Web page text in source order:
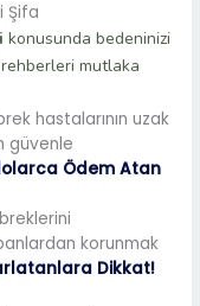
Şifa
konusunda bedeninizi
mutlaka
hastalarının uzak
güvenle
Ödem Atan
korunmak
Dikkat!